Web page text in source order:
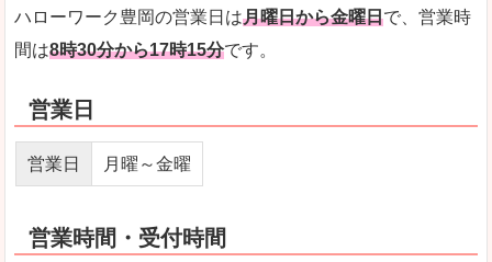
ハローワーク豊岡の営業日は月曜日から金曜日で、営業時
間は8時30分から17時15分です。
営業日
営業日 月曜～金曜
営業時間・受付時間